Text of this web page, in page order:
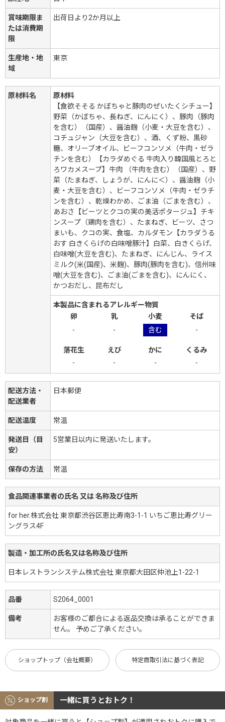
賞味期限ま
たは消費期
限
出荷日より2か月以上
生産地・地
域
東京
原材料名
原材料
【食欲そそる かぼちゃと豚肉のぜいたくシチュー】
野菜（かぼちゃ、長ねぎ、にんにく）、豚肉（豚肉
を含む）（国産）、醤油麹（小麦・大豆を含む）、
コチュジャン（大豆を含む）、酒、くず粉、黒砂
糖、オリーブオイル、ビーフコンソメ（牛肉・ゼラ
チンを含む）【カラダめぐる 牛肉入り韓国風とろと
ろワカメスープ】牛肉 （牛肉を含む）（国産）、野
菜（たまねぎ、しょうが、にんに＜）、醤油麹（小
麦・大豆を含む）、ビーフコンソメ（牛肉・ゼラチ
ンを含む）、乾燥わかめ、ごま油（ごまを含む）、
あおさ【ビーツとクコの実の美活ポタージュ】チキ
ンスープ（鶏肉を含む）、たまねぎ、ビーツ、さつ
まいも、クコの実、食塩、カルダモン【カラダうる
おす 白きくらげの白味噌豚汁】白菜、白きくらげ、
白味噌(大豆を含む)、たまねぎ、にんじん、ライス
ミルク(米(国産)、米麹)、豚肉(豚肉を含む)、信州味
噌(大豆を含む)、ごま油(ごまを含む)、にんにく、
かつおだし、昆布だし
本製品に含まれるアレルギー物質
卵
乳 小麦
そば
-
- 含む -
落花生 えび かに
くるみ
-
- - -
配送方法・
配送業者
日本郵便
配送温度 常温
発送日（目
安）
5営業日以内に発送いたします。
保存の方法 常温
食品関連事業者の氏名 又は 名称及び住所
for her.株式会社 東京都渋谷区恵比寿南3-1-1 いちご恵比寿グリー
ングラス4F
製造・加工所の氏名又は名称及び住所
日本レストランシステム株式会社 東京都大田区仲池上1-22-1
品番 S2064_0001
備考
お客様のご都合による返品交換は承ることができま
せん。 予めご了承ください。
ショップトップ（会社概要） 特定商取引法に基づく表記
ショップ割 一緒に買うとおトク！